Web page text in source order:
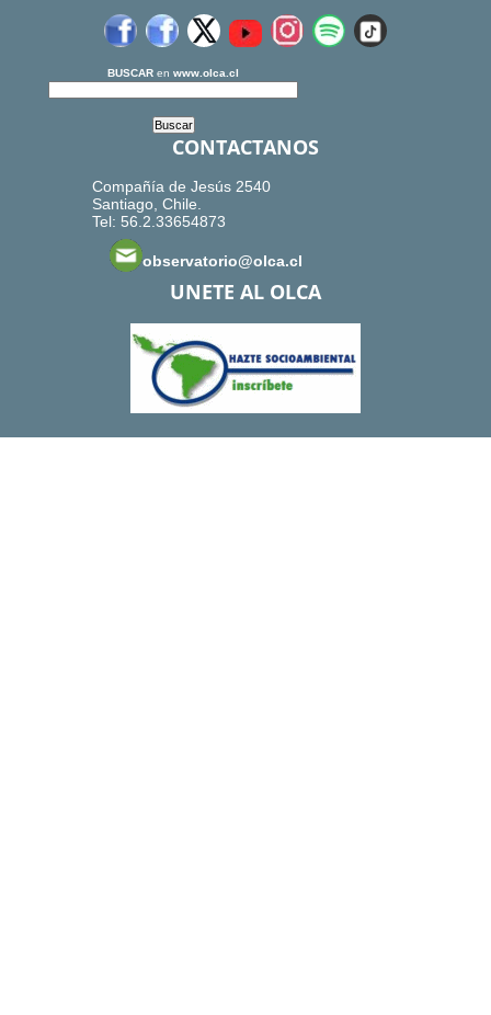
BUSCAR en www.olca.cl
CONTACTANOS
Compañía de Jesús 2540
Santiago, Chile.
Tel: 56.2.33654873
observatorio@olca.cl
UNETE AL OLCA